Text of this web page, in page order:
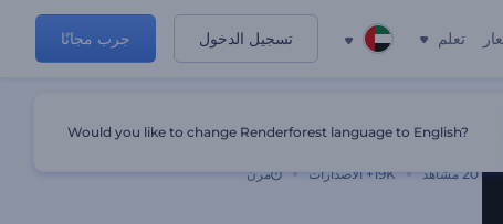
تعلم تسجيل الدخول جرب مجانًا
20 مشاهد 19K+ الاصدارات مرن
Would you like to change Renderforest language to English?